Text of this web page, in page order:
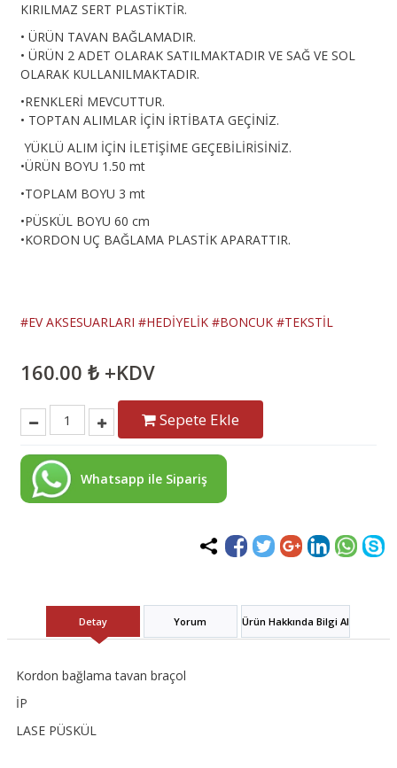
KIRILMAZ SERT PLASTİKTİR.
• ÜRÜN TAVAN BAĞLAMADIR.
• ÜRÜN 2 ADET OLARAK SATILMAKTADIR VE SAĞ VE SOL
OLARAK KULLANILMAKTADIR.
•RENKLERİ MEVCUTTUR.
• TOPTAN ALIMLAR İÇİN İRTİBATA GEÇİNİZ.
YÜKLÜ ALIM İÇİN İLETİŞİME GEÇEBİLİRİSİNİZ.
•ÜRÜN BOYU 1.50 mt
•TOPLAM BOYU 3 mt
•PÜSKÜL BOYU 60 cm
•KORDON UÇ BAĞLAMA PLASTİK APARATTIR.
#EV AKSESUARLARI #HEDİYELİK #BONCUK #TEKSTİL
160.00 ₺ +KDV
Sepete Ekle
Whatsapp ile Sipariş
Detay Yorum Ürün Hakkında Bilgi Al
Kordon bağlama tavan braçol
İP
LASE PÜSKÜL